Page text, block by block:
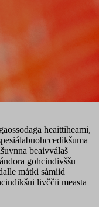
heaittiheami,
beaivválaš
gohcindivššu
mátki sámiid
livččii measta